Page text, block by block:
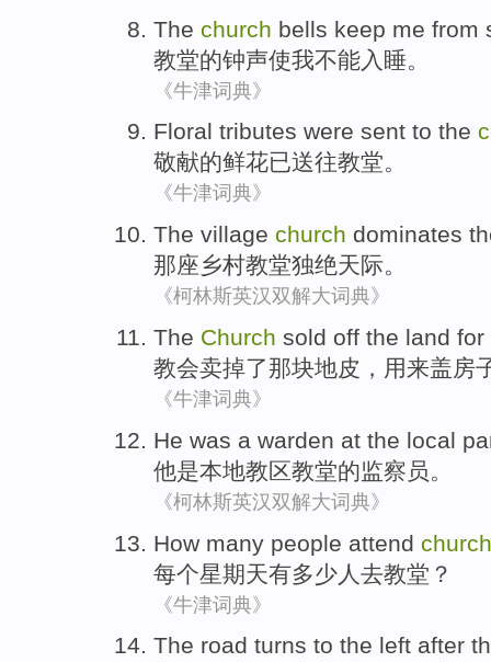
The church bells keep me from
教堂的钟声使我不能 入睡 。
《牛津词典》
Floral tributes were sent to the
敬献的鲜花已送往教堂。
《牛津词典》
The village church dominates
那座乡村教堂独绝天际。
《柯林斯英汉双解大词典》
The Church sold off the land for
教会卖掉了那块地皮 ， 用来盖房
《牛津词典》
He was a warden at the local
他是本地教区教堂的监察员。
《柯林斯英汉双解大词典》
How many people attend church
每个星期天有多少 人 去教堂 ？
《牛津词典》
The road turns to the left after